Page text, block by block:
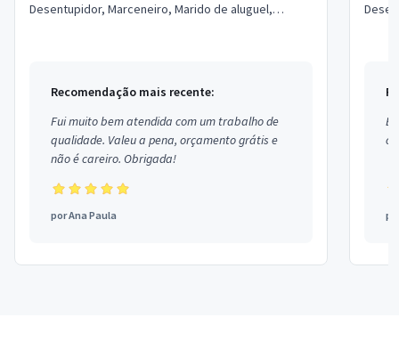
Desentupidor, Marceneiro, Marido de aluguel,
Recomendação mais recente:
Fui muito bem atendida com um trabalho de
qualidade. Valeu a pena, orçamento grátis e
não é careiro. Obrigada!
porAna Paula